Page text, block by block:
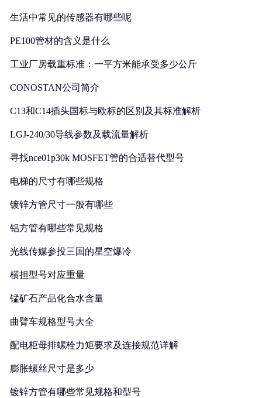
生活中常见的传感器有哪些呢
PE100管材的含义是什么
工业厂房载重标准：一平方米能承受多少公斤
CONOSTAN公司简介
C13和C14插头国标与欧标的区别及其标准解析
LGJ-240/30导线参数及载流量解析
寻找nce01p30k MOSFET管的合适替代型号
电梯的尺寸有哪些规格
镀锌方管尺寸一般有哪些
铝方管有哪些常见规格
光线传媒参投三国的星空爆冷
横担型号对应重量
锰矿石产品化合水含量
曲臂车规格型号大全
配电柜母排螺栓力矩要求及连接规范详解
膨胀螺丝尺寸是多少
镀锌方管有哪些常见规格和型号